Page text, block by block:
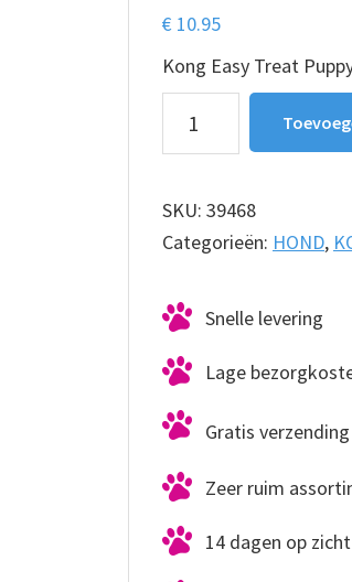
€ 10.95
Kong Easy Treat
Easy
Puppy
226
aantal
SKU: 39468
Categorieën: HOND,
Snelle levering
Lage
Gratis
Zeer ruim
14 dagen op zicht